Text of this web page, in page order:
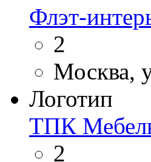
Флэт-
2
Москва,
Логотип
ТПК
2